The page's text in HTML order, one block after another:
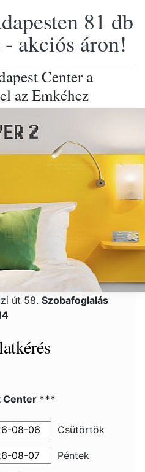
81 db
akciós áron!
Center a
az Emkéhez
út 58. Szobafoglalás
Center ***
Csütörtök
Péntek